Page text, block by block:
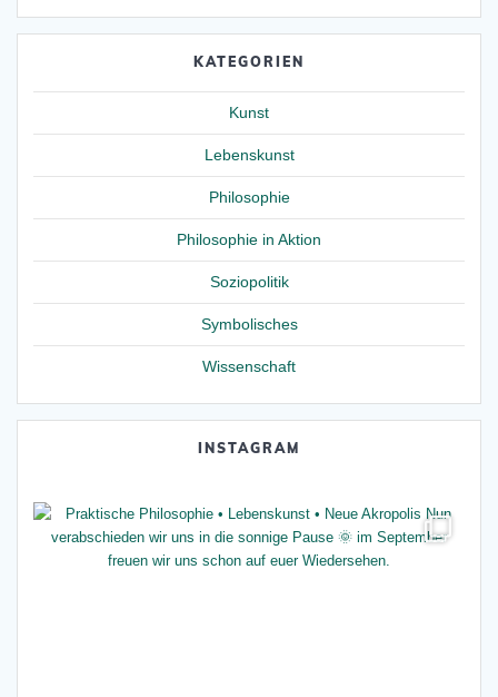
KATEGORIEN
Kunst
Lebenskunst
Philosophie
Philosophie in Aktion
Soziopolitik
Symbolisches
Wissenschaft
INSTAGRAM